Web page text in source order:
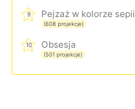
9 Pejzaż w kolorze sepii
(608 projekcje)
10 Obsesja
(501 projekcje)